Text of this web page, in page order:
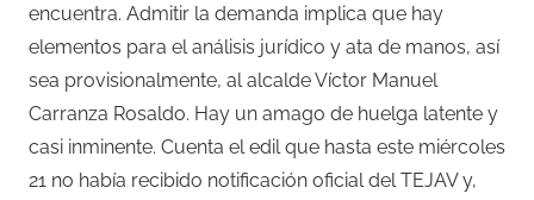
encuentra. Admitir la demanda implica que hay
elementos para el análisis jurídico y ata de manos, así
sea provisionalmente, al alcalde Víctor Manuel
Carranza Rosaldo. Hay un amago de huelga latente y
casi inminente. Cuenta el edil que hasta este miércoles
21 no había recibido notificación oficial del TEJAV y,